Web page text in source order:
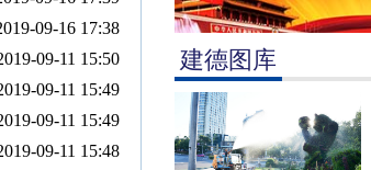
建德图库
09-16 17:38
09-11 15:50
09-11 15:49
09-11 15:49
09-11 15:48